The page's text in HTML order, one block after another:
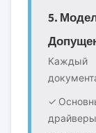
5.
✓